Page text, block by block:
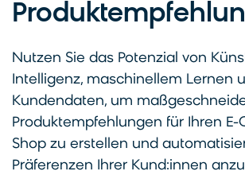
Nutzen Sie das Potenzial von
Intelligenz, maschinellem Lernen
Kundendaten, um
Produktempfehlungen für Ihren
Shop zu erstellen und
Präferenzen Ihrer Kund:innen